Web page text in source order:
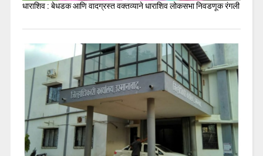
धाराशिव : बेधडक आणि वादग्रस्त वक्तव्याने धाराशिव लोकसभा निवडणूक रंगली